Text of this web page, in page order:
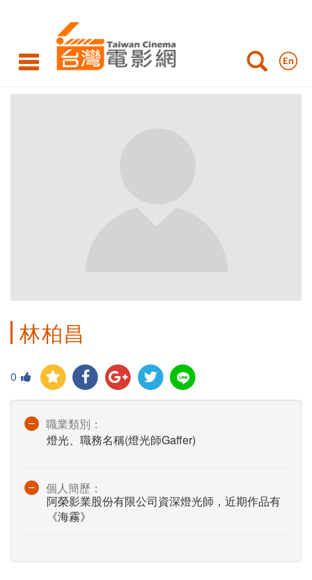
林柏昌
0
職業類別：
燈光、職務名稱(燈光師Gaffer)
個人簡歷：
阿榮影業股份有限公司資深燈光師，近期作品有
《海霧》